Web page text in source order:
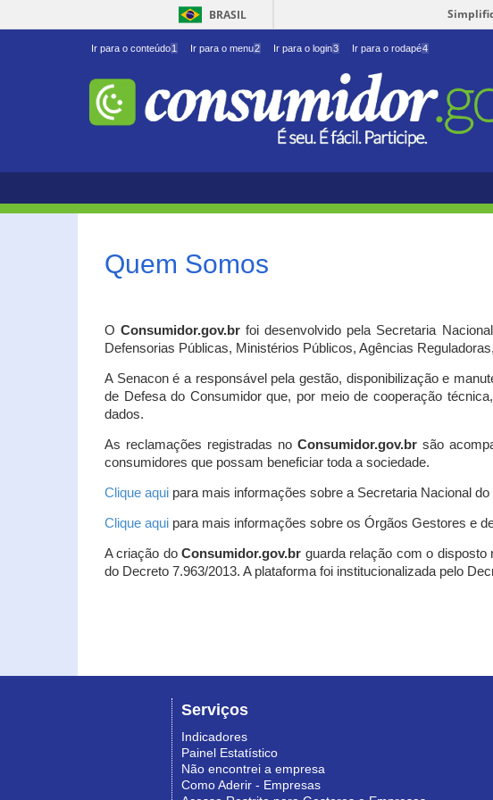
BRASIL
Ir para o conteúdo1 Ir para o menu2 Ir para o login3 Ir para o rodapé4
Quem Somos
OConsumidor.gov.br foi desenvolvido pela Secretaria
Defensorias Públicas, Ministérios Públicos, Agências
A Senacon é a responsável pela gestão, disponibilização e
de Defesa do Consumidor que, por meio de cooperação
dados.
As reclamações registradas no Consumidor.gov.brsão
consumidores que possam beneficiar toda a sociedade.
Clique aqui para mais informações sobre a Secretaria Nacional do
Clique aqui para mais informações sobre os Órgãos Gestores e
A criação doConsumidor.gov.br guarda relação com o disposto
do Decreto 7.963/2013. A plataforma foi institucionalizada pelo
Serviços
Indicadores
Painel Estatístico
Não encontrei a empresa
Como Aderir - Empresas